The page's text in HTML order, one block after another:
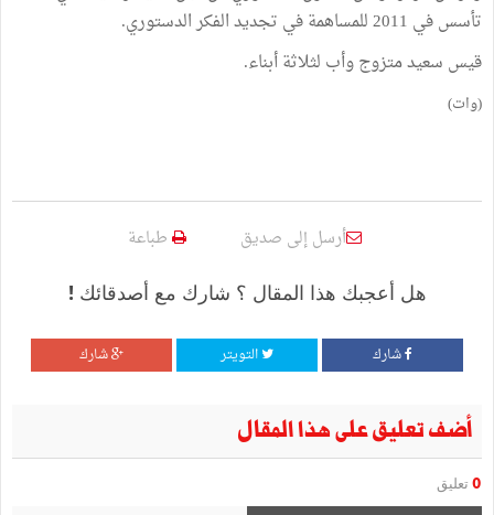
تأسس في 2011 للمساهمة في تجديد الفكر الدستوري.
قيس سعيد متزوج وأب لثلاثة أبناء.
(وات)
أرسل إلى صديق طباعة
هل أعجبك هذا المقال ؟ شارك مع أصدقائك !
شارك التويتر شارك
أضف تعليق على هذا المقال
0 تعليق